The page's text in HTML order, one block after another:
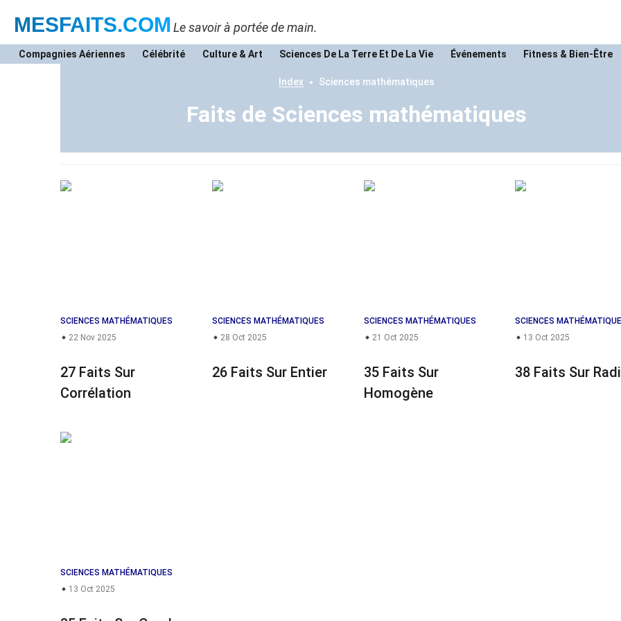
MESFAITS.COM Le savoir à portée de main.
Compagnies Aériennes Célébrité Culture & Art Sciences De La Terre Et De La Vie Événements Fitness & Bien-Être
Index Sciences mathématiques
Faits de Sciences mathématiques
SCIENCES MATHÉMATIQUES
22 Nov 2025
27 Faits Sur
Corrélation
SCIENCES MATHÉMATIQUES
28 Oct 2025
26 Faits Sur Entier
SCIENCES MATHÉMATIQUES
21 Oct 2025
35 Faits Sur
Homogène
SCIENCES
13 Oct 2025
38 Faits Sur
SCIENCES MATHÉMATIQUES
13 Oct 2025